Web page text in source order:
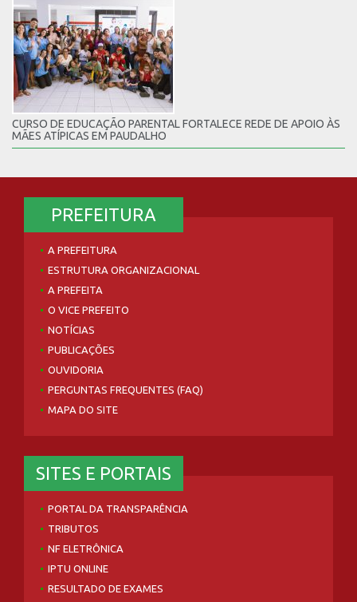
CURSO DE EDUCAÇÃO PARENTAL FORTALECE REDE DE APOIO ÀS
MÃES ATÍPICAS EM PAUDALHO
PREFEITURA
A PREFEITURA
ESTRUTURA ORGANIZACIONAL
A PREFEITA
O VICE PREFEITO
NOTÍCIAS
PUBLICAÇÕES
OUVIDORIA
PERGUNTAS FREQUENTES (FAQ)
MAPA DO SITE
SITES E PORTAIS
PORTAL DA TRANSPARÊNCIA
TRIBUTOS
NF ELETRÔNICA
IPTU ONLINE
RESULTADO DE EXAMES